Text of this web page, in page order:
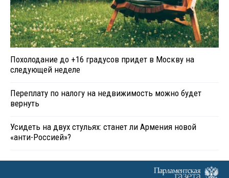
Похолодание до +16 градусов придет в Москву на
следующей неделе
Переплату по налогу на недвижимость можно будет
вернуть
Усидеть на двух стульях: станет ли Армения новой
«анти-Россией»?